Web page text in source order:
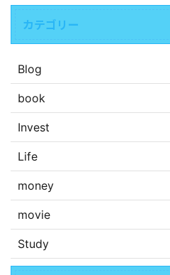
カテゴリー
Blog
book
Invest
Life
money
movie
Study